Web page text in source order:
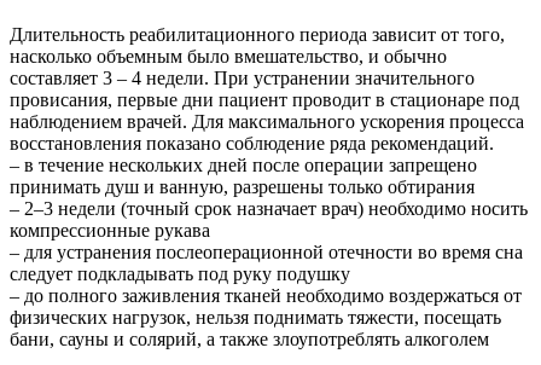
Длительность реабилитационного периода зависит от того,
насколько объемным было вмешательство, и обычно
составляет 3 – 4 недели. При устранении значительного
провисания, первые дни пациент проводит в стационаре под
наблюдением врачей. Для максимального ускорения процесса
восстановления показано соблюдение ряда рекомендаций.
– в течение нескольких дней после операции запрещено
принимать душ и ванную, разрешены только обтирания
– 2–3 недели (точный срок назначает врач) необходимо носить
компрессионные рукава
– для устранения послеоперационной отечности во время сна
следует подкладывать под руку подушку
– до полного заживления тканей необходимо воздержаться от
физических нагрузок, нельзя поднимать тяжести, посещать
бани, сауны и солярий, а также злоупотреблять алкоголем